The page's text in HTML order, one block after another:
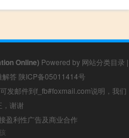
Online) Powered by 网站分类目录 |
解答 陕ICP备05011414号
发邮件到f_fb#foxmail.com说明，我们
，谢谢
盈利性广告及商业合作